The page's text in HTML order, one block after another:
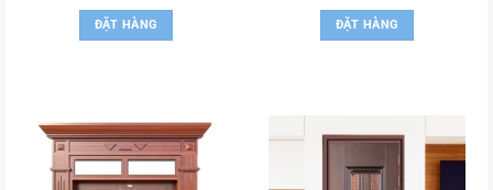
ĐẶT HÀNG ĐẶT HÀNG